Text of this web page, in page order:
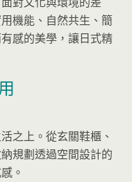
機能、自然共生、簡
感的美學，讓日式精
之上。從玄關鞋櫃、
規劃透過空間設計的
。